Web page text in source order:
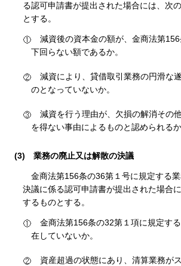
る認可申請書が提出された場合には、次
とする。
減資後の資本金の額が、金商法第
下回らない額であるか。
減資により、貸借取引業務の円滑な
のとなっていないか。
減資を行う理由が、欠損の解消その
を得ない事由によるものと認められるか
(3) 業務の廃止又は解散の決議
金商法第156条の36第１号に規定する
決議に係る認可申請書が提出された場合
するものとする。
金商法第156条の32第１項に規定す
在していないか。
資産超過の状態にあり、清算業務が